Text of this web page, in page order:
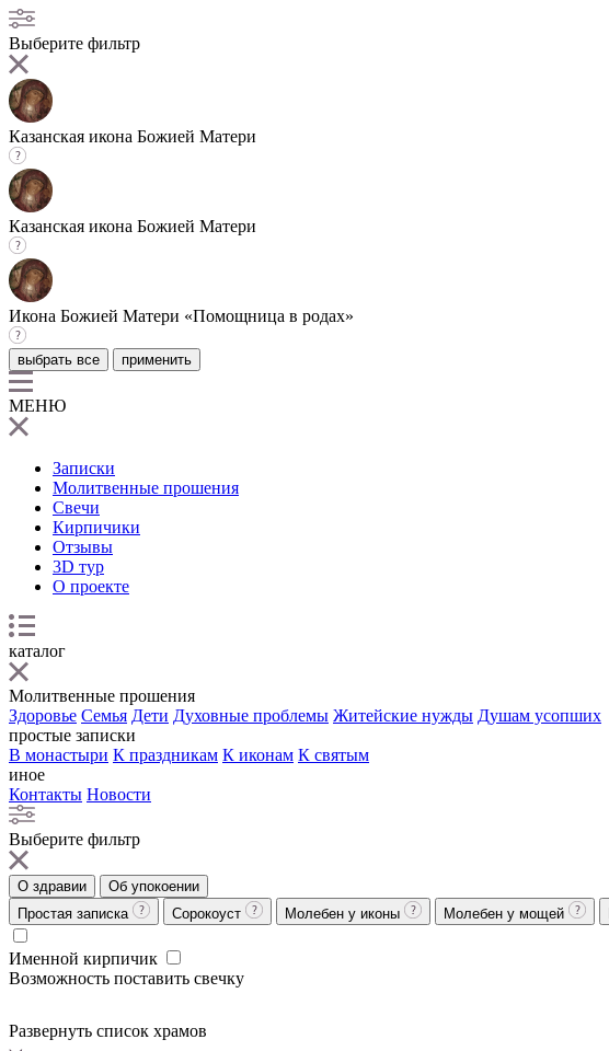
Выберите фильтр
Казанская икона Божией Матери
Казанская икона Божией Матери
Икона Божией Матери «Помощница в родах»
выбрать все применить
МЕНЮ
Записки
Молитвенные прошения
Свечи
Кирпичики
Отзывы
3D тур
О проекте
каталог
Молитвенные прошения
Здоровье Семья Дети Духовные проблемы Житейские нужды Душам усопших
простые записки
В монастыри К праздникам К иконам К святым
иное
Контакты Новости
Выберите фильтр
О здравии
Об упокоении
Простая записка
Сорокоуст Молебен у иконы Молебен у мощей
Именной кирпичик
Возможность поставить свечку
Развернуть список храмов